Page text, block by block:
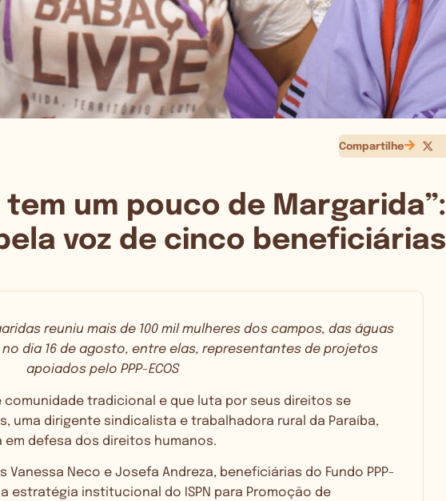
Compartilhe
um pouco de Margarida”:
voz de cinco beneficiárias
reuniu mais de 100 mil mulheres dos campos, das águas
dia 16 de agosto, entre elas, representantes de projetos
apoiados pelo PPP-ECOS
comunidade tradicional e que luta por seus direitos se
uma dirigente sindicalista e trabalhadora rural da Paraíba,
defesa dos direitos humanos.
Vanessa Neco e Josefa Andreza, beneficiárias do Fundo PPP-
estratégia institucional do ISPN para Promoção de